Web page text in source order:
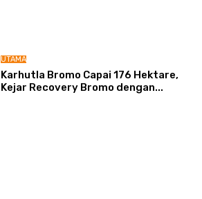
UTAMA
Karhutla Bromo Capai 176 Hektare,
Kejar Recovery Bromo dengan...